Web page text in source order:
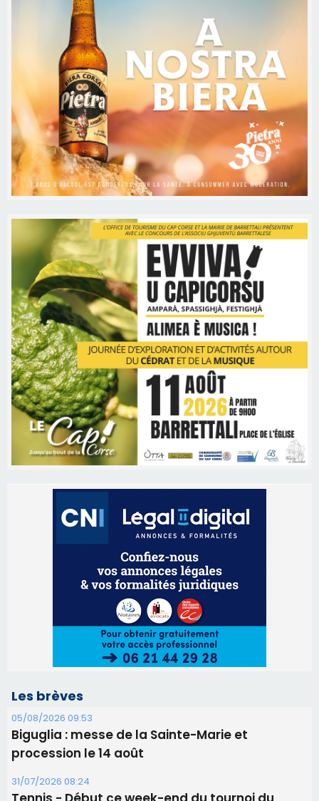
Les brèves
Biguglia : messe de la Sainte-Marie et
procession le 14 août
Tennis - Début ce week-end du tournoi du
82ème anniversaire de la disparition du
Commandant Antoine de Saint Exupery
30/07/2026 10:16
Lecci : I Messageri en concert gratuit jeudi soir
30/07/2026 09:55